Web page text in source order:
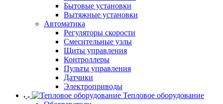
Бытовые установки
Вытяжные установки
Автоматика
Регуляторы скорости
Смесительные узлы
Щиты управления
Контроллеры
Пульты управления
Датчики
Электроприводы
Тепловое оборудование